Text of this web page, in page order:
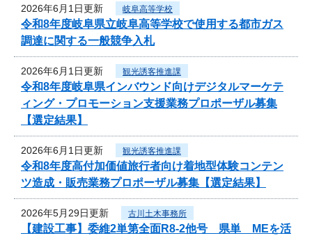
2026年6月1日更新 岐阜高等学校
令和8年度岐阜県立岐阜高等学校で使用する都市ガス
調達に関する一般競争入札
2026年6月1日更新 観光誘客推進課
令和8年度岐阜県インバウンド向けデジタルマーケテ
ィング・プロモーション支援業務プロポーザル募集
【選定結果】
2026年6月1日更新 観光誘客推進課
令和8年度高付加価値旅行者向け着地型体験コンテン
ツ造成・販売業務プロポーザル募集【選定結果】
2026年5月29日更新 古川土木事務所
【建設工事】委維2単第全面R8-2他号 県単 MEを活